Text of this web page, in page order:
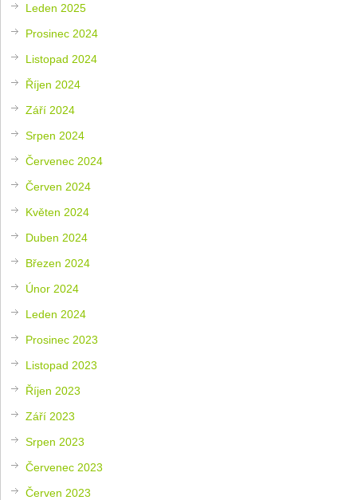
Leden 2025
Prosinec 2024
Listopad 2024
Říjen 2024
Září 2024
Srpen 2024
Červenec 2024
Červen 2024
Květen 2024
Duben 2024
Březen 2024
Únor 2024
Leden 2024
Prosinec 2023
Listopad 2023
Říjen 2023
Září 2023
Srpen 2023
Červenec 2023
Červen 2023